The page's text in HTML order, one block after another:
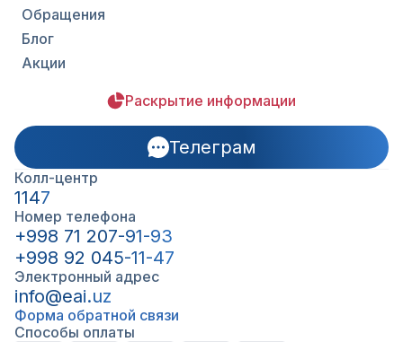
Обращения
Блог
Акции
Раскрытие информации
Телеграм
Колл-центр
1147
Номер телефона
+998 71 207-91-93
+998 92 045-11-47
Электронный адрес
info@eai.uz
Форма обратной связи
Способы оплаты